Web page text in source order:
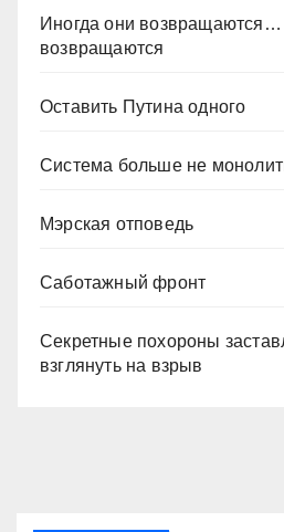
Иногда они
возвращаются
Оставить Путина одного
Система больше не
Мэрская отповедь
Саботажный фронт
Секретные похороны
взглянуть на взрыв